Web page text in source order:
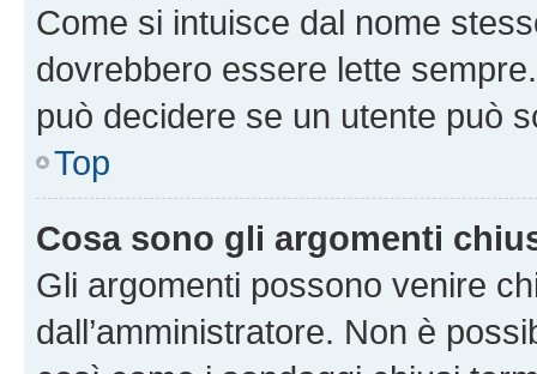
Come si intuisce dal nome
dovrebbero essere lette
può decidere se un utente può
Top
Cosa sono gli argomenti
Gli argomenti possono venire
dall’amministratore. Non è